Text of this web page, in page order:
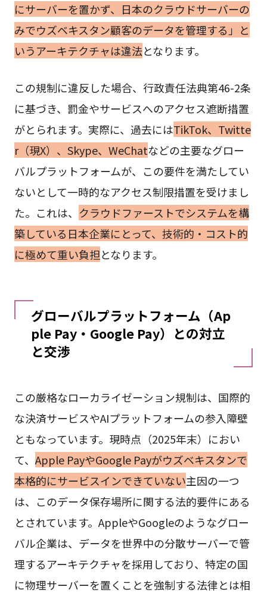
にサーバーを置かず、日本のクラウドサーバーの
みでウズベキスタン顧客のデータを管理する」と
いうアーキテクチャは違法となります。
この規制に違反した場合、行政責任法典第46-2条
に基づき、罰金やサービスへのアクセス遮断措置
がとられます。実際に、過去にはTikTok、Twitte
r（現X）、Skype、WeChatなどの主要なグロー
バルプラットフォームが、この要件を満たしてい
ないとして一時的なアクセス制限措置を受けまし
た。これは、 クラウドファーストでシステムを構
築している日本企業にとって、技術的・コスト的
に極めて重い負担となります。
グローバルプラットフォーム（Ap
ple Pay・Google Pay）との対立
と交渉
この厳格なローカライゼーション規制は、国際的
な決済サービスやAIプラットフォームの参入障壁
ともなっています。現時点（2025年末）におい
て、 Apple PayやGoogle Payがウズベキスタンで
本格的にサービスインできていない主因の一つ
は、このデータ保存場所に関する法的要件にある
とされています。AppleやGoogleのようなグロー
バル企業は、データを世界中の分散サーバーで管
理するアーキテクチャを採用しており、特定の国
に物理サーバーを置くことを強制する法律とは相